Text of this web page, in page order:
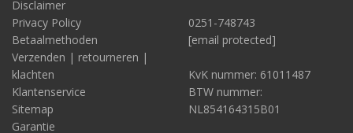
Disclaimer
Privacy Policy
Betaalmethoden
Verzenden | retourneren |
klachten
Klantenservice
Sitemap
Garantie
0251-748743
[email protected]
KvK nummer: 61011487
BTW nummer:
NL854164315B01